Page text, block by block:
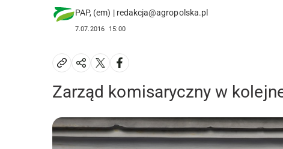
PAP, (em) | redakcja@agropolska.pl
7.07.2016 15:00
Zarząd komisaryczny w